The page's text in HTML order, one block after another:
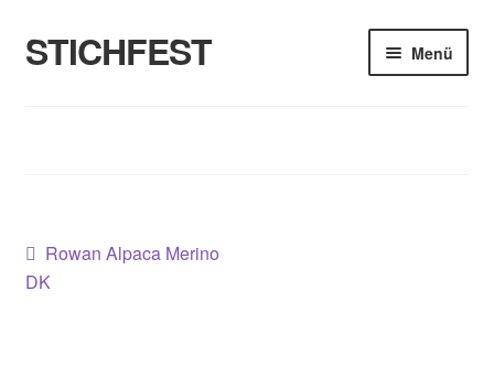
Zur
Navigation
Zum
Inhalt
STICHFEST Menü
About me
Beitragsnavigation
Vorheriger
Beitrag:
Rowan Alpaca Merino
DK